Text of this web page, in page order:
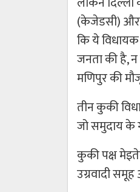
(केजेडसी) और
कि ये
जनता की है,
मणिपुर की
तीन कुकी
जो समुदाय के
कुकी पक्ष
उग्रवादी समूह